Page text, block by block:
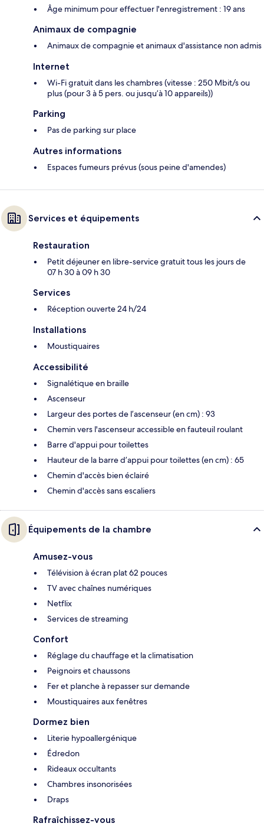
Âge minimum pour effectuer l'enregistrement : 19 ans
Animaux de compagnie
Animaux de compagnie et animaux d'assistance non admis
Internet
Wi-Fi gratuit dans les chambres (vitesse : 250 Mbit/s ou
plus (pour 3 à 5 pers. ou jusqu’à 10 appareils))
Parking
Pas de parking sur place
Autres informations
Espaces fumeurs prévus (sous peine d'amendes)
Services et équipements
Restauration
Petit déjeuner en libre-service gratuit tous les jours de
07 h 30 à 09 h 30
Services
Réception ouverte 24 h/24
Installations
Moustiquaires
Accessibilité
Signalétique en braille
Ascenseur
Largeur des portes de l’ascenseur (en cm) : 93
Chemin vers l'ascenseur accessible en fauteuil roulant
Barre d'appui pour toilettes
Hauteur de la barre d’appui pour toilettes (en cm) : 65
Chemin d'accès bien éclairé
Chemin d'accès sans escaliers
Équipements de la chambre
Amusez-vous
Télévision à écran plat 62 pouces
TV avec chaînes numériques
Netflix
Services de streaming
Confort
Réglage du chauffage et la climatisation
Peignoirs et chaussons
Fer et planche à repasser sur demande
Moustiquaires aux fenêtres
Dormez bien
Literie hypoallergénique
Édredon
Rideaux occultants
Chambres insonorisées
Draps
Rafraîchissez-vous